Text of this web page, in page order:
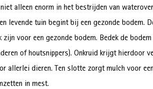
niet alleen enorm in het bestrijden van
levende tuin begint bij een gezonde bodem.
voor een gezonde bodem. Bedek de
of houtsnippers). Onkruid krijgt hierdoor
allerlei dieren. Ten slotte zorgt mulch voor
in mest.